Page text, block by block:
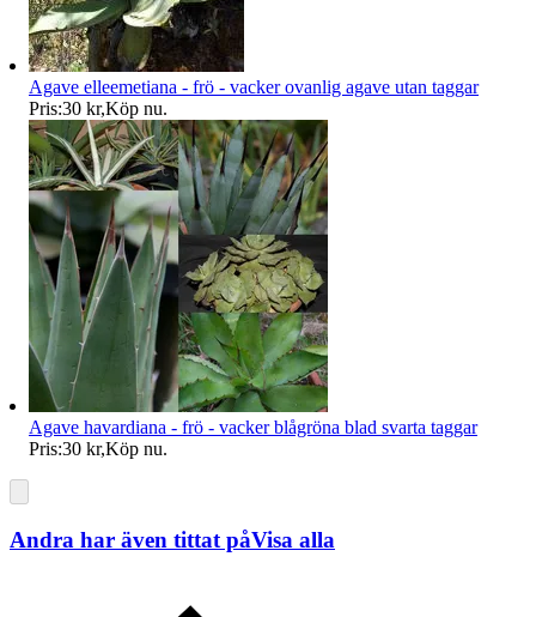
Agave elleemetiana - frö - vacker ovanlig agave utan taggar
Pris:30 kr,Köp nu.
Agave havardiana - frö - vacker blågröna blad svarta taggar
Pris:30 kr,Köp nu.
Andra har även tittat påVisa alla